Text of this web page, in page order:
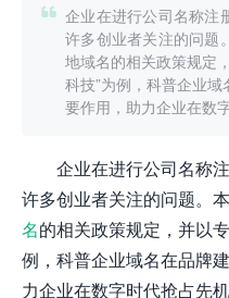
 企业在进行公司名称注
许多创业者关注的问题
地域名的相关政策规定
科技”为例，科普企业
要作用，助力企业在数
企业在进行公司名称
许多创业者关注的问题。
名的相关政策规定，并以
例，科普企业域名在品牌
力企业在数字时代抢占先机